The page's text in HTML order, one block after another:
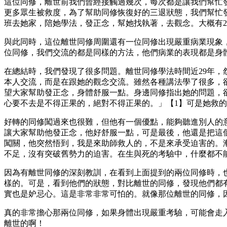
更多眾生被救度，為了幫助同修恢復好的三退狀態，我們幫
班去她家，陪她學法，發正念，幫她找執著，去觀念。大概
與此同時，這位離世同修周圍還有一位同修出現嚴重病業現
位同修，我們交流的都是同樣的方法，他們病業的表現都是
在總結時，我們發現了很多問題。離世同修學法時間近29年
本人交流，而是在跟她的觀念交流。雖然各種講法學了很多
望大家幫助發正念，身體舒服一點。身邊同修指出她的問題
心要不去是不得正果的，絕對不得正果的。」【1】可是她救
好轉的同修闖過來也很難，但他有一個優點，能夠聽進別人
讓大家幫助他發正念，他好舒服一點，可是最後，他還是把
闖關，他突然悟到，我是來助師救人的，不是來承受迫害的
不足，沒有突破舊勢力的迫害。在生與死的考驗中，什麼都
因為有離世同修的深刻教訓，在看到上面提到的兩位同修時
樣的。可是，看到他們的狀態，對比離世的同修，發現他們
實也是妒忌心。這是非常非常可怕的。就像那位離世的同修
真的非常擔心那兩位同修，如果身體出現嚴重考驗，可能會
離世的啊！